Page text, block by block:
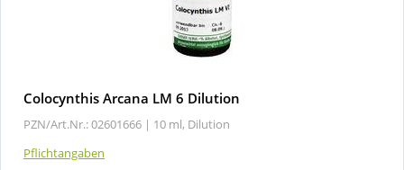
Colocynthis Arcana LM 6 Dilution
PZN/Art.Nr.: 02601666 | 10 ml, Dilution
Pflichtangaben